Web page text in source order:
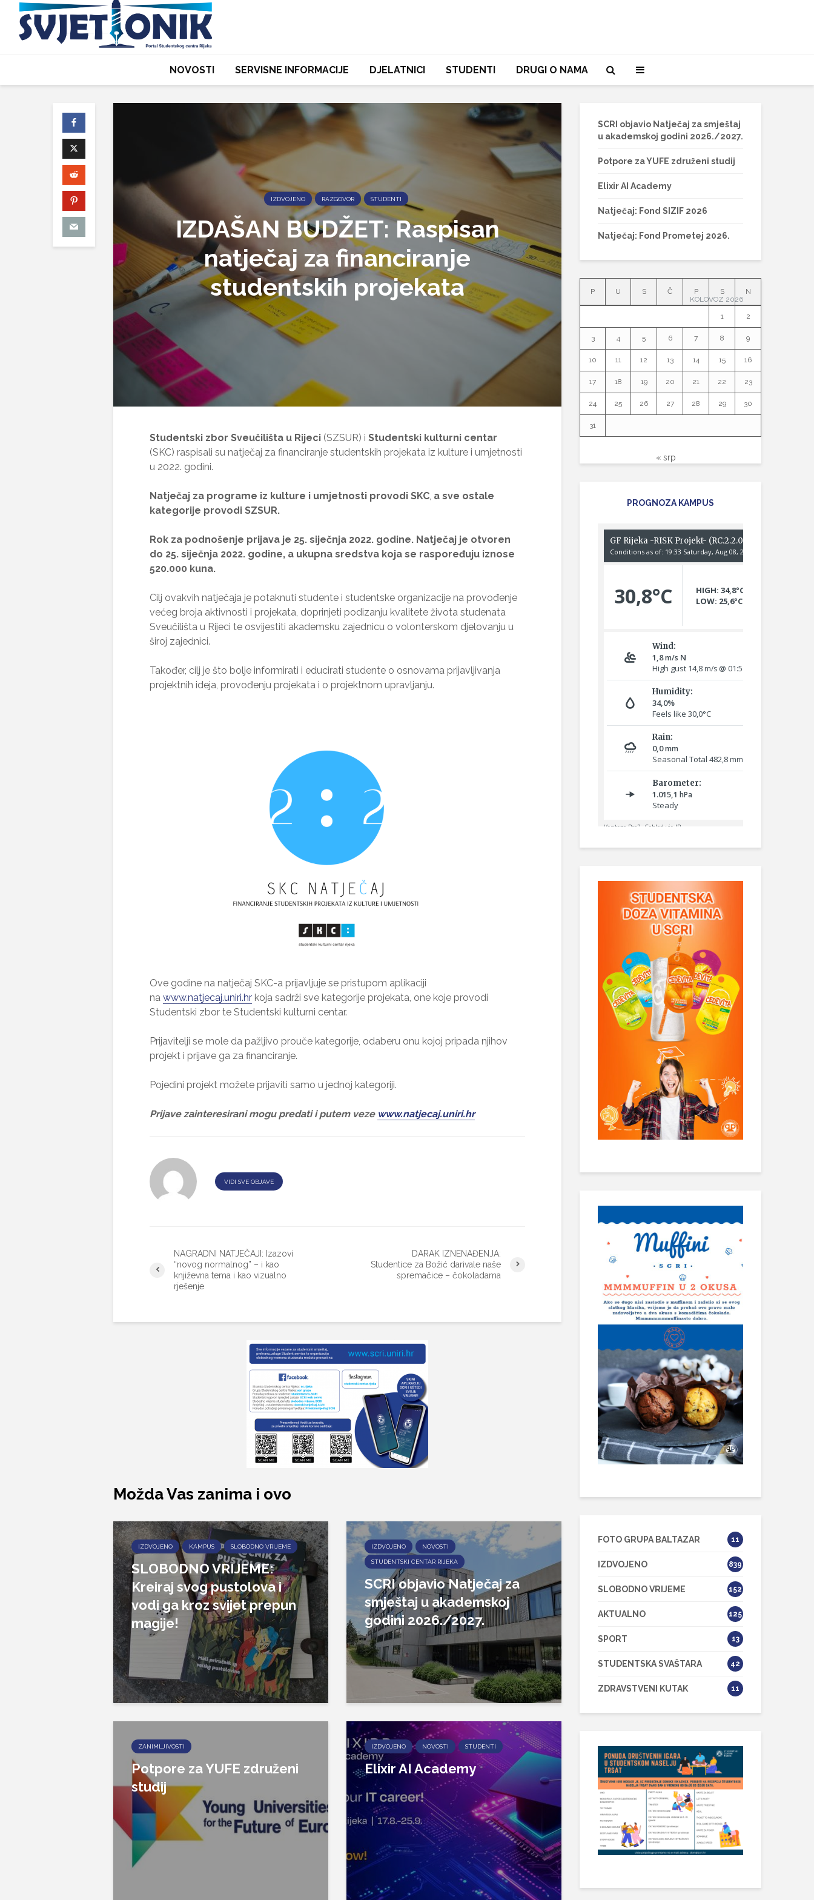
NOVOSTI SERVISNE INFORMACIJE DJELATNICI STUDENTI DRUGI O NAMA
IZDVOJENO RAZGOVOR STUDENTI
IZDAŠAN BUDŽET: Raspisan
natječaj za financiranje
studentskih projekata
Studentski zbor Sveučilišta u Rijeci (SZSUR) i Studentski kulturni centar
(SKC) raspisali su natječaj za financiranje studentskih projekata iz kulture i umjetnosti
u 2022. godini.
Natječaj za programe iz kulture i umjetnosti provodi SKC, a sve ostale
kategorije provodi SZSUR.
Rok za podnošenje prijava je 25. siječnja 2022. godine. Natječaj je otvoren
do 25. siječnja 2022. godine, a ukupna sredstva koja se raspoređuju iznose
520.000 kuna.
Cilj ovakvih natječaja je potaknuti studente i studentske organizacije na provođenje
većeg broja aktivnosti i projekata, doprinjeti podizanju kvalitete života studenata
Sveučilišta u Rijeci te osvijestiti akademsku zajednicu o volonterskom djelovanju u
široj zajednici.
Također, cilj je što bolje informirati i educirati studente o osnovama prijavljivanja
projektnih ideja, provođenju projekata i o projektnom upravljanju.
Ove godine na natječaj SKC-a prijavljuje se pristupom aplikaciji
na www.natjecaj.uniri.hr koja sadrži sve kategorije projekata, one koje provodi
Studentski zbor te Studentski kulturni centar.
Prijavitelji se mole da pažljivo prouče kategorije, odaberu onu kojoj pripada njihov
projekt i prijave ga za financiranje.
Pojedini projekt možete prijaviti samo u jednoj kategoriji.
Prijave zainteresirani mogu predati i putem veze www.natjecaj.uniri.hr
VIDI SVE OBJAVE
NAGRADNI NATJEČAJI: Izazovi
“novog normalnog” – i kao
književna tema i kao vizualno
rješenje
DARAK IZNENAĐENJA:
Studentice za Božić darivale naše
spremačice – čokoladama
Možda Vas zanima i ovo
IZDVOJENO KAMPUS SLOBODNO VRIJEME
SLOBODNO VRIJEME:
Kreiraj svog pustolova i
vodi ga kroz svijet prepun
magije!
IZDVOJENO NOVOSTI
STUDENTSKI CENTAR RIJEKA
SCRI objavio Natječaj za
smještaj u akademskoj
godini 2026./2027.
ZANIMLJIVOSTI
Potpore za YUFE združeni
studij
IZDVOJENO NOVOSTI STUDENTI
Elixir AI Academy
SCRI objavio Natječaj za smještaj
u akademskoj godini 2026./2027.
Potpore za YUFE združeni studij
Elixir AI Academy
Natječaj: Fond SIZIF 2026
Natječaj: Fond Prometej 2026.
KOLOVOZ 2026
P U S Č P S N
1 2
3 4 5 6 7 8 9
10 11 12 13 14 15 16
17 18 19 20 21 22 23
24 25 26 27 28 29 30
31
« srp
PROGNOZA KAMPUS
FOTO GRUPA BALTAZAR 11
IZDVOJENO 839
SLOBODNO VRIJEME 152
AKTUALNO 125
SPORT 13
STUDENTSKA SVAŠTARA 42
ZDRAVSTVENI KUTAK 11